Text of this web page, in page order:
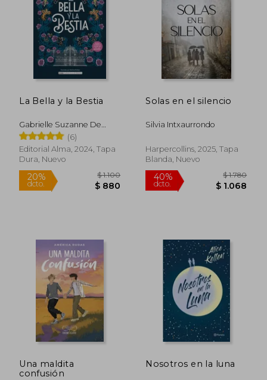
dcto. dcto.
La Bella y la Bestia
Gabrielle Suzanne De
Vileneuve
(6)
Editorial Alma, 2024, Tapa
Dura, Nuevo
Solas en el silencio
Silvia Intxaurrondo
Harpercollins, 2025, Tapa
Blanda, Nuevo
Una maldita
confusión
Nosotros en la luna